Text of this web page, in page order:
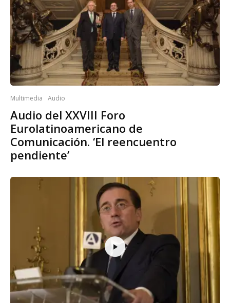
Multimedia Audio
Audio del XXVIII Foro
Eurolatinoamericano de
Comunicación. ‘El reencuentro
pendiente’